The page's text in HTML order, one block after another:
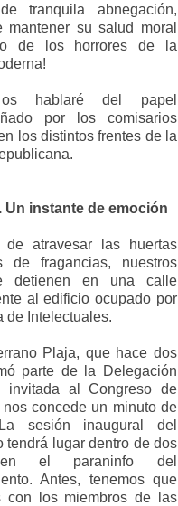
tranquila abnegación,
mantener su salud moral
de los horrores de la
hablaré del papel
por los comisarios
los distintos frentes de la
Un instante de emoción
de atravesar las huertas
de fragancias, nuestros
detienen en una calle
al edificio ocupado por
de Intelectuales.
Plaja, que hace dos
parte de la Delegación
invitada al Congreso de
nos concede un minuto de
sesión inaugural del
tendrá lugar dentro de dos
el paraninfo del
Antes, tenemos que
con los miembros de las